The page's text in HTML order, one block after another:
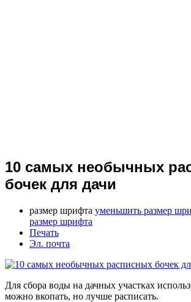
10 самых необычных
бочек для дачи
размер шрифта уменьшить размер
размер шрифта
Печать
Эл. почта
Для сбора воды на дачных участках
можно вкопать, но лучше расписать.